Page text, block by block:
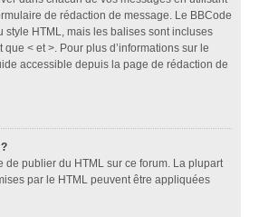
de rédaction de message. Le BBCode
style HTML, mais les balises sont incluses
que < et >. Pour plus d’informations sur le
accessible depuis la page de rédaction de
de publier du HTML sur ce forum. La plupart
par le HTML peuvent être appliquées